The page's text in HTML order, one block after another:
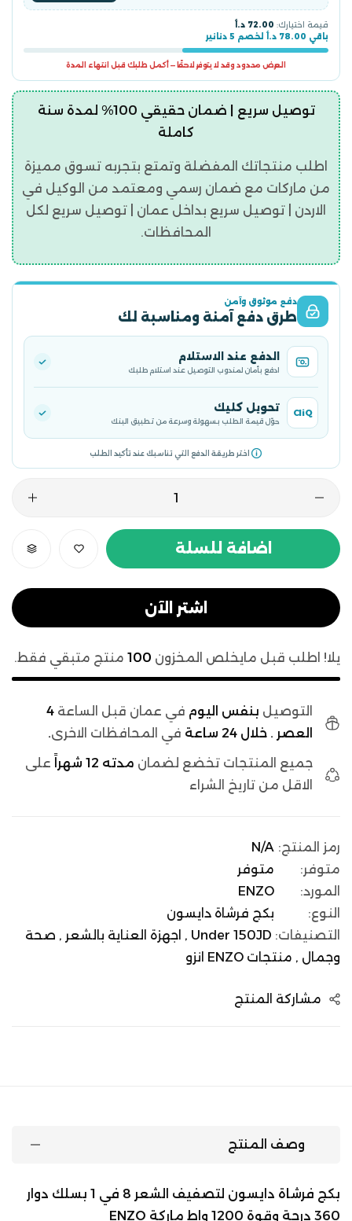
قيمة اختيارك: 72.00 د.أ
باقي 78.00 د.أ لخصم 5 دنانير
العرض محدود وقد لا يتوفر لاحقًا — أكمل طلبك قبل انتهاء المدة
توصيل سريع | ضمان حقيقي 100% لمدة سنة
كاملة
اطلب منتجاتك المفضلة وتمتع بتجربه تسوق مميزة
من ماركات مع ضمان رسمي ومعتمد من الوكيل في
الاردن | توصيل سريع بداخل عمان | توصيل سريع لكل
المحافظات.
دفع موثوق وآمن
طرق دفع آمنة ومناسبة لك
الدفع عند الاستلام
ادفع بأمان لمندوب التوصيل عند استلام طلبك
CliQ تحويل كليك
حوّل قيمة الطلب بسهولة وسرعة من تطبيق البنك
اختر طريقة الدفع التي تناسبك عند تأكيد الطلب
اضافة للسلة
اشتر الآن
يلا! اطلب قبل مايخلص المخزون 100 منتج متبقي فقط.
التوصيل بنفس اليوم في عمان قبل الساعة 4
العصر . خلال 24 ساعة
في المحافظات الاخرى.
جميع المنتجات تخضع لضمان مدته 12 شهراً
على
الاقل من تاريخ الشراء
رمز المنتج: N/A
متوفر:
متوفر
المورد:
ENZO
النوع:
بكج فرشاة دايسون
التصنيفات: Under 150JD , اجهزة العناية بالشعر , صحة
وجمال , منتجات ENZO انزو
مشاركة المنتج
وصف المنتج
بكج فرشاة دايسون لتصفيف الشعر 8 في 1 بسلك دوار
360 درجة وقوة 1200 واط ماركة ENZO